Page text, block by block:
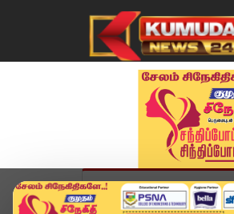
முகப்பு விளையாட்டு